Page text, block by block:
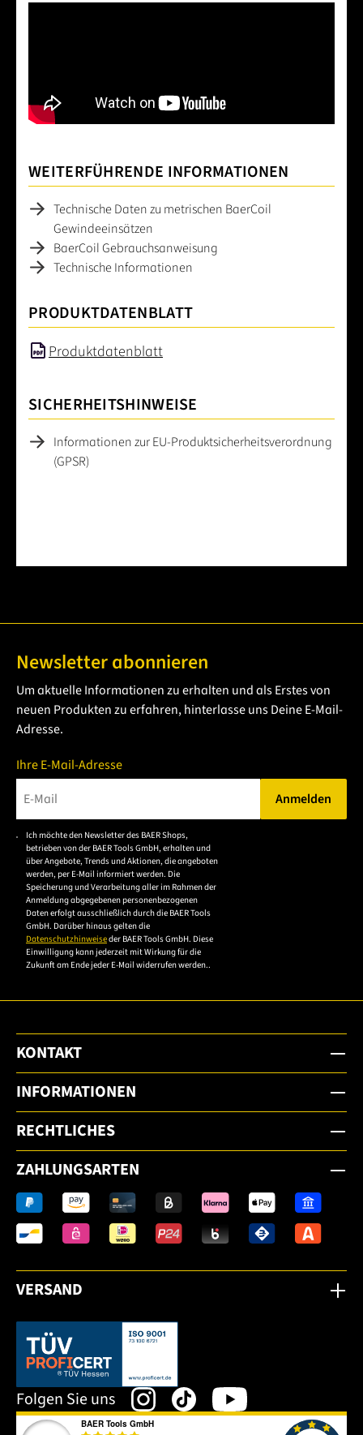
WEITERFÜHRENDE INFORMATIONEN
Technische Daten zu metrischen BaerCoil
Gewindeeinsätzen
BaerCoil Gebrauchsanweisung
Technische Informationen
PRODUKTDATENBLATT
Produktdatenblatt
SICHERHEITSHINWEISE
Informationen zur EU-Produktsicherheitsverordnung
(GPSR)
Newsletter abonnieren
Um aktuelle Informationen zu erhalten und als Erstes von
neuen Produkten zu erfahren, hinterlasse uns Deine E-Mail-
Adresse.
Ihre E-Mail-Adresse
Bitte geben Sie eine gültige E-Mail-Adresse ein.
Anmelden
Ich möchte den Newsletter des BAER Shops,
betrieben von der BAER Tools GmbH, erhalten und
über Angebote, Trends und Aktionen, die angeboten
werden, per E-Mail informiert werden. Die
Speicherung und Verarbeitung aller im Rahmen der
Anmeldung abgegebenen personenbezogenen
Daten erfolgt ausschließlich durch die BAER Tools
GmbH. Darüber hinaus gelten die
Datenschutzhinweiseder BAER Tools GmbH. Diese
Einwilligung kann jederzeit mit Wirkung für die
Zukunft am Ende jeder E-Mail widerrufen werden..
KONTAKT
INFORMATIONEN
RECHTLICHES
ZAHLUNGSARTEN
VERSAND
Dieser Link öffnet sich in einem neuen Tab.
Folgen Sie uns